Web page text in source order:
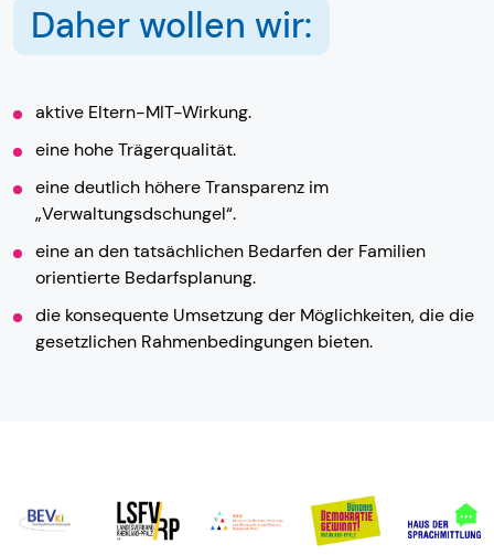
Daher wollen wir:
aktive Eltern-MIT-Wirkung.
eine hohe Trägerqualität.
eine deutlich höhere Transparenz im
„Verwaltungsdschungel“.
eine an den tatsächlichen Bedarfen der Familien
orientierte Bedarfsplanung.
die konsequente Umsetzung der Möglichkeiten, die die
gesetzlichen Rahmenbedingungen bieten.